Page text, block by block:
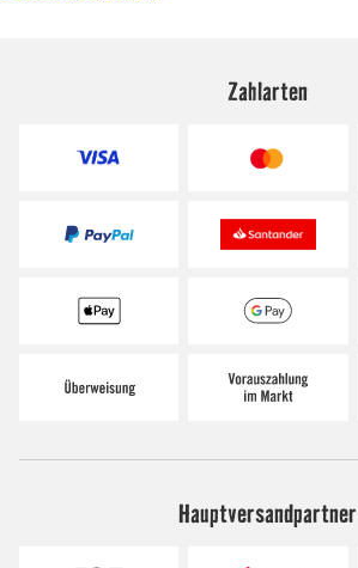
Zahlarten
Hauptversandpartner